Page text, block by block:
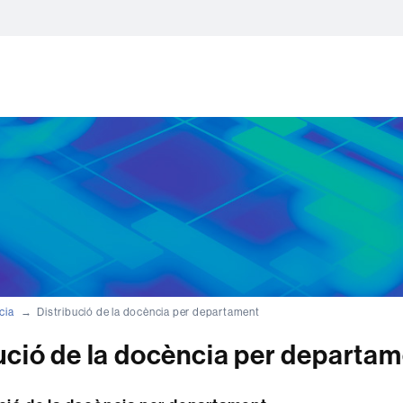
Distribució de la docència per departament
de la docència per